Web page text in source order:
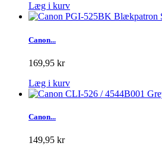
Læg i kurv
Canon...
169,95 kr
Læg i kurv
Canon...
149,95 kr